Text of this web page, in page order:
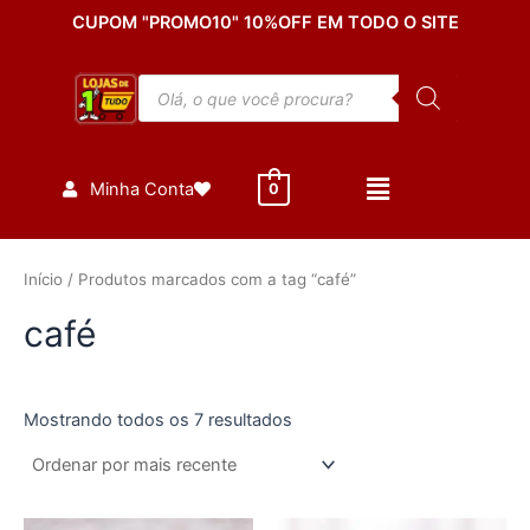
CUPOM "PROMO10" 10%OFF EM TODO O SITE
Pesquisar
produtos
Minha Conta 0
Início / Produtos marcados com a tag “café”
café
Mostrando todos os 7 resultados
por